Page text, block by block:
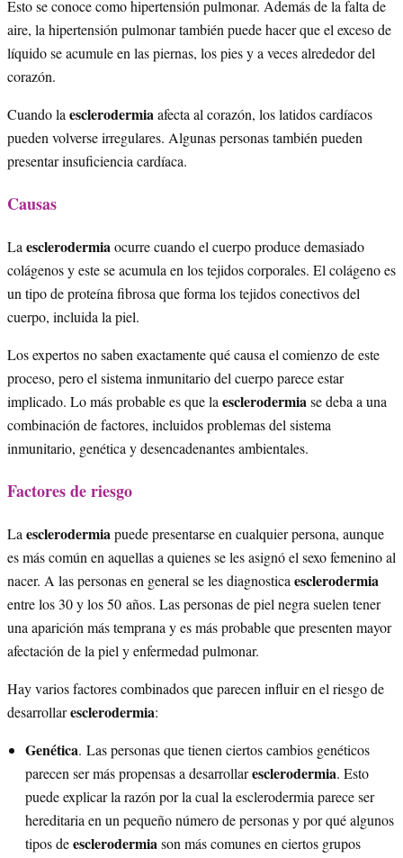
Esto se conoce como hipertensión pulmonar. Además de la falta de
aire, la hipertensión pulmonar también puede hacer que el exceso de
líquido se acumule en las piernas, los pies y a veces alrededor del
corazón.
Cuando la esclerodermiaafecta al corazón, los latidos cardíacos
pueden volverse irregulares. Algunas personas también pueden
presentar insuficiencia cardíaca.
Causas
La esclerodermiaocurre cuando el cuerpo produce demasiado
colágenos y este se acumula en los tejidos corporales. El colágeno es
un tipo de proteína fibrosa que forma los tejidos conectivos del
cuerpo, incluida la piel.
Los expertos no saben exactamente qué causa el comienzo de este
proceso, pero el sistema inmunitario del cuerpo parece estar
implicado. Lo más probable es que la esclerodermiase deba a una
combinación de factores, incluidos problemas del sistema
inmunitario, genética y desencadenantes ambientales.
Factores de riesgo
La esclerodermiapuede presentarse en cualquier persona, aunque
es más común en aquellas a quienes se les asignó el sexo femenino al
nacer. A las personas en general se les diagnostica esclerodermia
entre los 30 y los 50 años. Las personas de piel negra suelen tener
una aparición más temprana y es más probable que presenten mayor
afectación de la piel y enfermedad pulmonar.
Hay varios factores combinados que parecen influir en el riesgo de
desarrollaresclerodermia:
Genética. Las personas que tienen ciertos cambios genéticos
parecen ser más propensas a desarrollaresclerodermia. Esto
puede explicar la razón por la cual la esclerodermia parece ser
hereditaria en un pequeño número de personas y por qué algunos
tipos deesclerodermiason más comunes en ciertos grupos